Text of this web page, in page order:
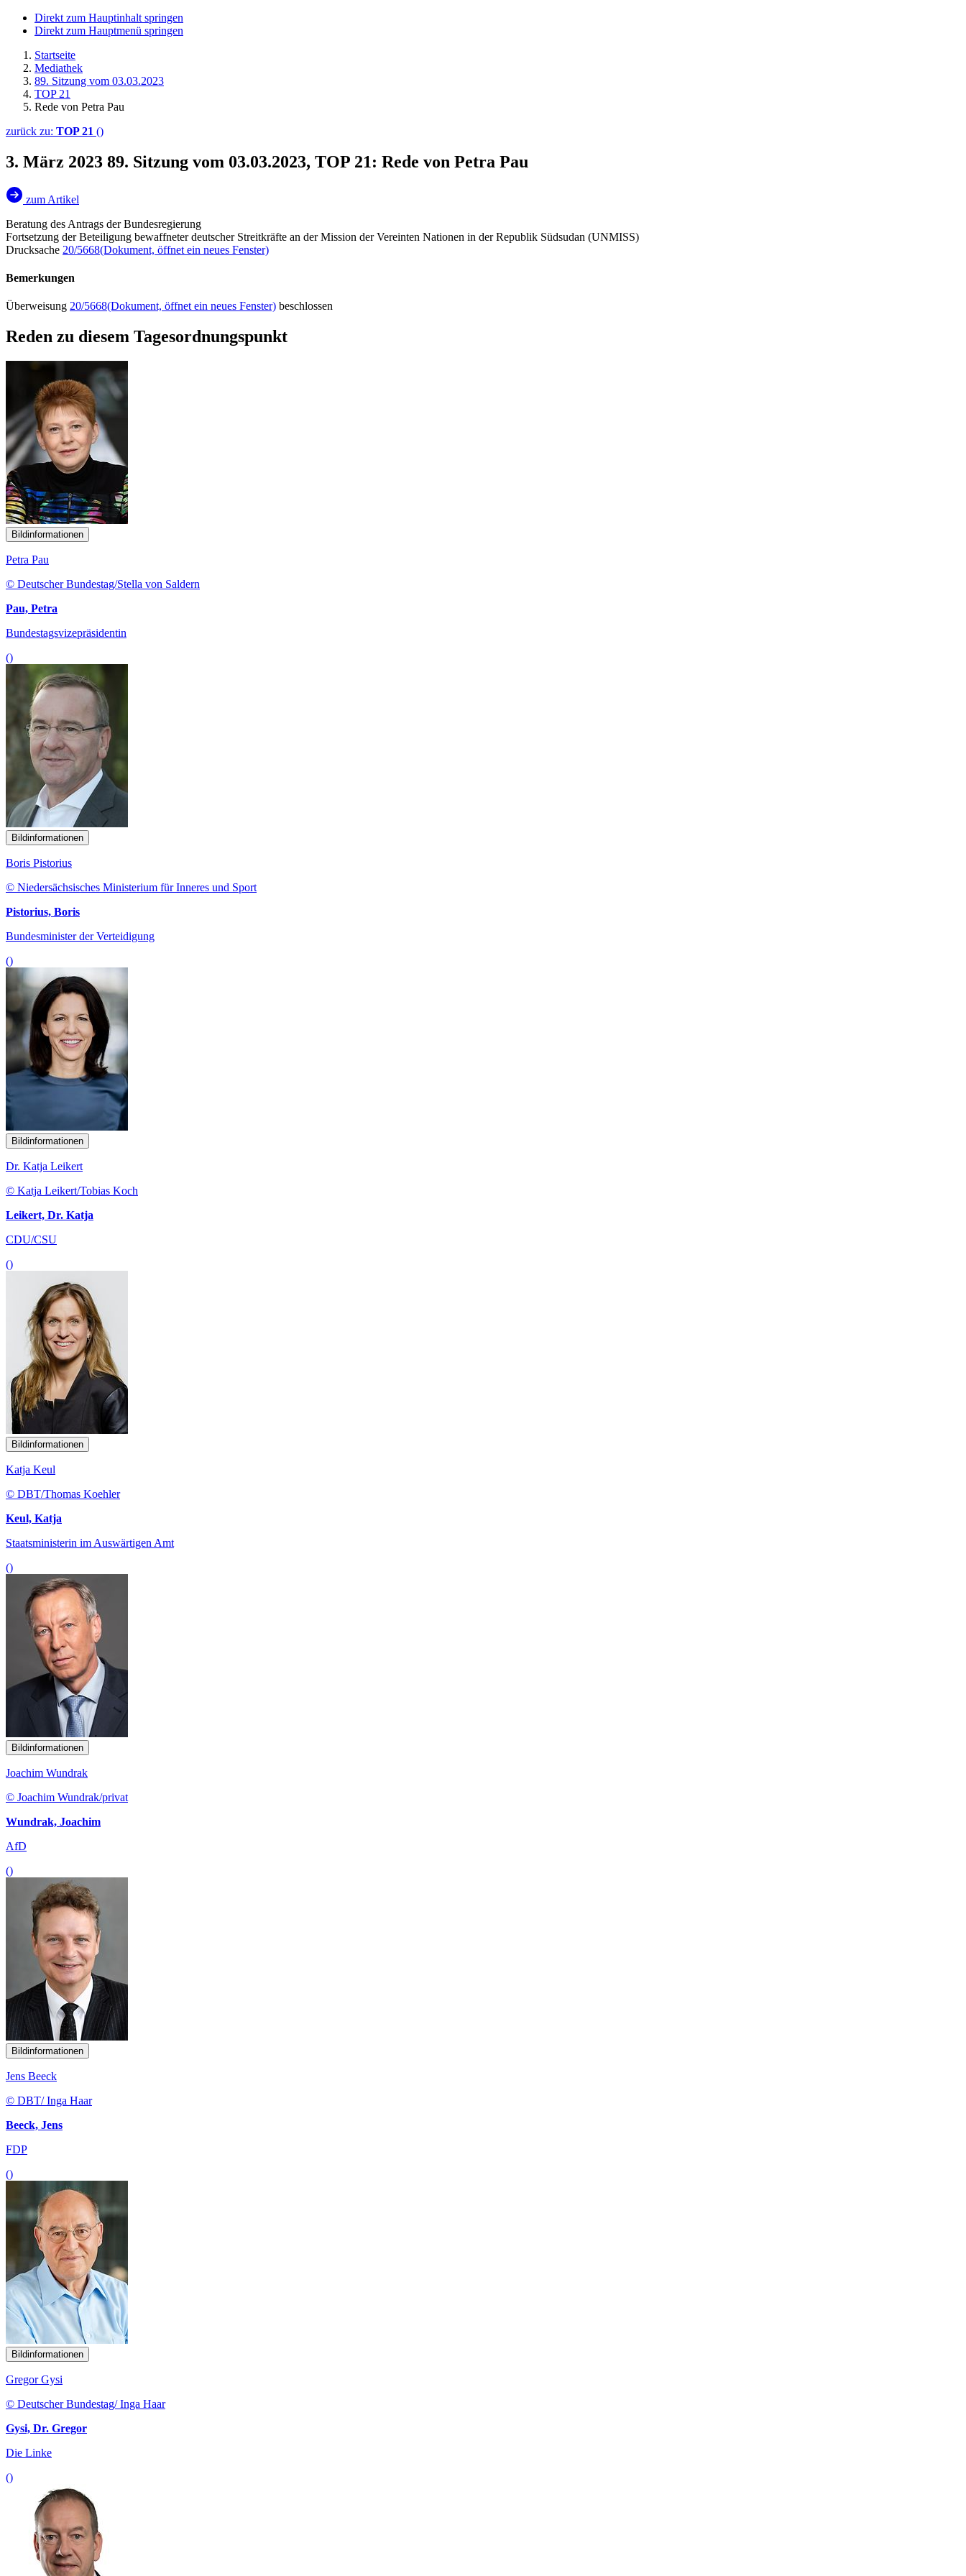
Direkt zum Hauptinhalt springen
Direkt zum Hauptmenü springen
Startseite
Mediathek
89. Sitzung vom 03.03.2023
TOP 21
Rede von Petra Pau
zurück zu: TOP 21 ()
3. März 2023 89. Sitzung vom 03.03.2023, TOP 21: Rede von Petra Pau
zum Artikel
Beratung des Antrags der Bundesregierung
Fortsetzung der Beteiligung bewaffneter deutscher Streitkräfte an der Mission der Vereinten Nationen in der Republik Südsudan (UNMISS)
Drucksache 20/5668(Dokument, öffnet ein neues Fenster)
Bemerkungen
Überweisung 20/5668(Dokument, öffnet ein neues Fenster) beschlossen
Reden zu diesem Tagesordnungspunkt
Bildinformationen
Petra Pau
© Deutscher Bundestag/Stella von Saldern
Pau, Petra
Bundestagsvizepräsidentin
()
Bildinformationen
Boris Pistorius
© Niedersächsisches Ministerium für Inneres und Sport
Pistorius, Boris
Bundesminister der Verteidigung
()
Bildinformationen
Dr. Katja Leikert
© Katja Leikert/Tobias Koch
Leikert, Dr. Katja
CDU/CSU
()
Bildinformationen
Katja Keul
© DBT/Thomas Koehler
Keul, Katja
Staatsministerin im Auswärtigen Amt
()
Bildinformationen
Joachim Wundrak
© Joachim Wundrak/privat
Wundrak, Joachim
AfD
()
Bildinformationen
Jens Beeck
© DBT/ Inga Haar
Beeck, Jens
FDP
()
Bildinformationen
Gregor Gysi
© Deutscher Bundestag/ Inga Haar
Gysi, Dr. Gregor
Die Linke
()